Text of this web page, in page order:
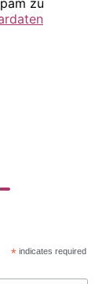
zu
* indicates required